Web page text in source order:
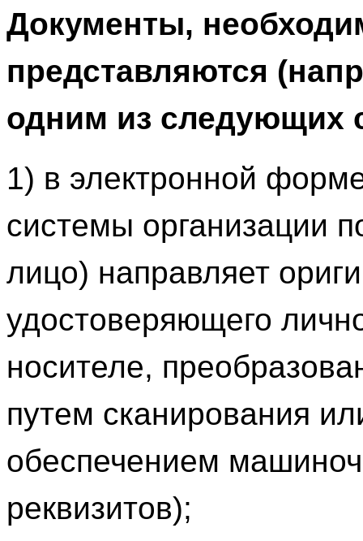
Документы,
представляются
одним из следующих
1) в электронной
системы организации
лицо) направляет
удостоверяющего
носителе,
путем сканирования
обеспечением
реквизитов);